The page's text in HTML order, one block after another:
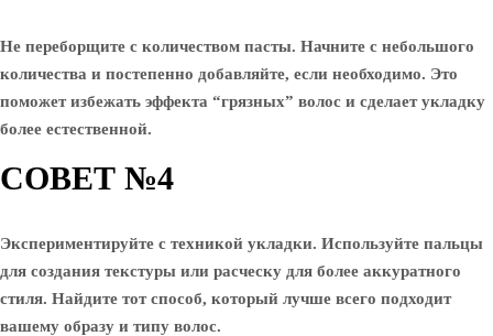
Не переборщите с количеством пасты. Начните с небольшого
количества и постепенно добавляйте, если необходимо. Это
поможет избежать эффекта “грязных” волос и сделает укладку
более естественной.
СОВЕТ №4
Экспериментируйте с техникой укладки. Используйте пальцы
для создания текстуры или расческу для более аккуратного
стиля. Найдите тот способ, который лучше всего подходит
вашему образу и типу волос.